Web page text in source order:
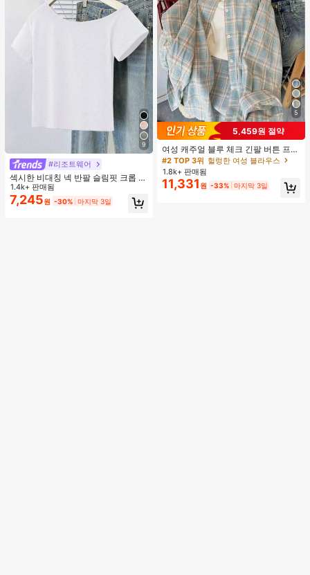
9
#리조트웨어
섹시한 비대칭 넥 반팔 슬림핏 크롭 탑
화이트 여름
1.4k+ 판매됨
7,245원 -30% 마지막 3일
5
5,459원 절약
여성 캐주얼 블루 체크 긴팔 버튼 프론
트 폴리에스터 셔츠, 레귤러 핏, 봄 의
류, 편안한 스타일
#2 TOP 3위 헐렁한 여성 블라우스
1.8k+ 판매됨
11,331 원 -33% 마지막 3일